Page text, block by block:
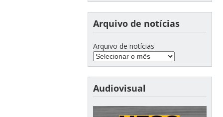
Arquivo de notícias
Arquivo de notícias
Audiovisual